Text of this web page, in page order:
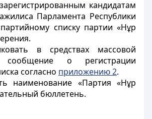
кандидатам
Парламента Республики
списку партии «Нұр
в средствах массовой
сообщение о регистрации
согласно приложению 2.
наименование «Партия «Нұр
бюллетень.